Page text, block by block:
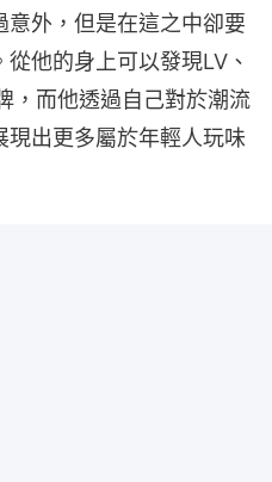
外，但是在這之中卻要
他的身上可以發現LV、
，而他透過自己對於潮流
出更多屬於年輕人玩味